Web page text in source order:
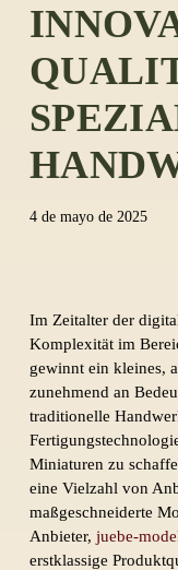
4 de mayo de 2025
Im Zeitalter der
Komplexität im
gewinnt ein kleines,
zunehmend an
traditionelle
Miniaturen zu
eine Vielzahl von
maßgeschneiderte
Anbieter, juebe-
erstklassige